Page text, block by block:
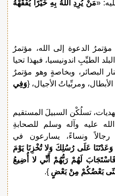
«مَنْ يُرِدِ اللهُ بِهِ خَيْرًا يُفَقِّهْهُ
الدعوة إلى الله، مؤتمرُ
الطيِّبِ اندونيسيا، فبهذا تحيا
البصائر، وبخاصةٍ وهو مؤتمرٌ
ومربِّياتُ الأجيال، {وَفِي
تسلُكْن السبيلَ المستقيم
عليه وآله وسلم للصحابةِ
رجالاً ونساءً، يسارعون في
وَعَدْتَنَا عَلَى رُسُلِكَ وَلا تُخْزِنَا يَوْمَ
فَاسْتَجَابَ لَهُمْ رَبُّهُمْ أَنِّي لا أُضِيعُ
بَعْضُكُمْ مِنْ بَعْضٍ }.